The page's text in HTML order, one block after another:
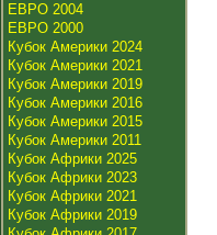
ЕВРО 2004
ЕВРО 2000
Кубок Америки 2024
Кубок Америки 2021
Кубок Америки 2019
Кубок Америки 2016
Кубок Америки 2015
Кубок Америки 2011
Кубок Африки 2025
Кубок Африки 2023
Кубок Африки 2021
Кубок Африки 2019